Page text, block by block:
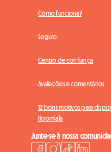
Como funciona?
Seguro
Centro de confiança
Avaliações e comentários
12 bons motivos para
Roomlala
Junte-se à nossa